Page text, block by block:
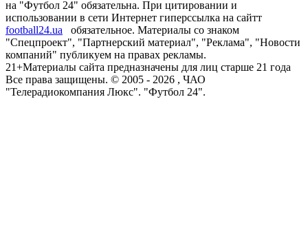
на "Футбол 24" обязательна. При цитировании и
использовании в сети Интернет гиперссылка на сайтт
football24.ua
обязательное. Материалы со знаком
"Спецпроект", "Партнерский материал", "Реклама", "Новости
компаний" публикуем на правах рекламы.
21+Материалы сайта предназначены для лиц старше 21 года
Все права защищены. © 2005 - 2026 , ЧАО
"Телерадиокомпания Люкс". "Футбол 24".